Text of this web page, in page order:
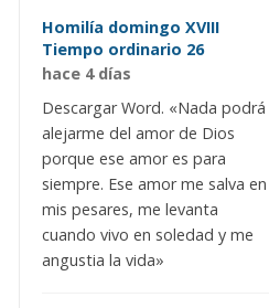
Homilía domingo XVIII
Tiempo ordinario 26
hace 4 días
Descargar Word. «Nada podrá
alejarme del amor de Dios
porque ese amor es para
siempre. Ese amor me salva en
mis pesares, me levanta
cuando vivo en soledad y me
angustia la vida»